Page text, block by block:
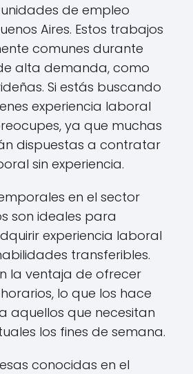
de empleo
Aires. Estos trabajos
comunes durante
alta demanda, como
Si estás buscando
experiencia laboral
ya que muchas
dispuestas a contratar
sin experiencia.
en el sector
son ideales para
experiencia laboral
transferibles.
la ventaja de ofrecer
lo que los hace
aquellos que necesitan
los fines de semana.
conocidas en el